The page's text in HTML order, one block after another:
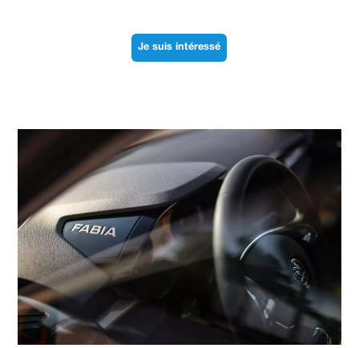
Je suis intéressé